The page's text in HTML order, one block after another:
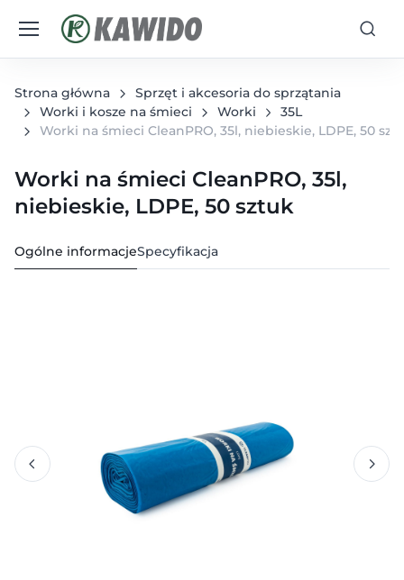
Strona główna
Sprzęt i akcesoria do sprzątania
Worki i kosze na śmieci
Worki
35L
Worki na śmieci CleanPRO, 35l, niebieskie, LDPE, 50
Worki na śmieci CleanPRO, 35l,
niebieskie, LDPE, 50 sztuk
Ogólne informacjeSpecyfikacja